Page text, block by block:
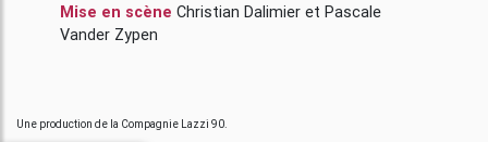
Mise en scène Christian Dalimier et Pascale
Vander Zypen
Une production de la Compagnie Lazzi 90.